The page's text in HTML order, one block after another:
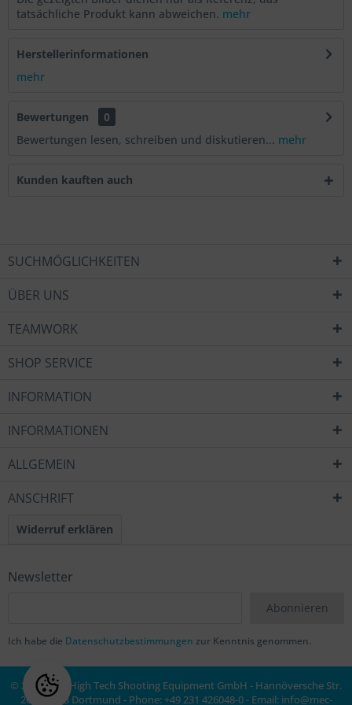
tatsächliche Produkt kann abweichen. mehr
Herstellerinformationen
mehr
Bewertungen
0
Bewertungen lesen, schreiben und diskutieren... mehr
Kunden kauften auch
SUCHMÖGLICHKEITEN
ÜBER UNS
TEAMWORK
SHOP SERVICE
INFORMATION
INFORMATIONEN
ALLGEMEIN
ANSCHRIFT
Widerruf erklären
Newsletter
Abonnieren
Ich habe die Datenschutzbestimmungen zur Kenntnis genommen.
© 2020 MEC High Tech Shooting Equipment GmbH - Hannöversche Str.
20a, 44143 Dortmund - Phone: +49 231 426048-0 - Email: info@mec-